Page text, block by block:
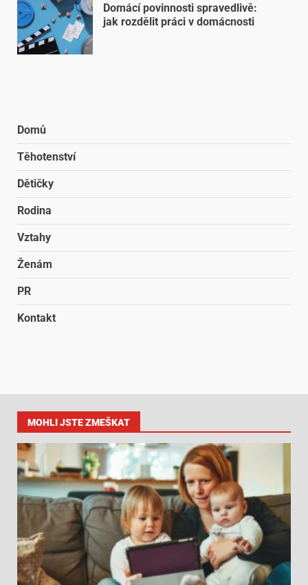
Domácí povinnosti spravedlivě:
jak rozdělit práci v domácnosti
Domů
Těhotenství
Dětičky
Rodina
Vztahy
Ženám
PR
Kontakt
MOHLI JSTE ZMEŠKAT